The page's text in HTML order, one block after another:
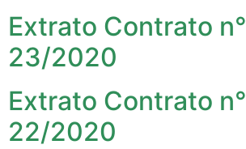
Extrato Contrato n°
23/2020
Extrato Contrato n°
22/2020